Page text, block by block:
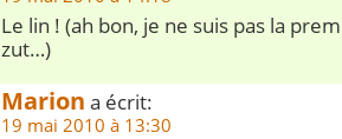
Le lin ! (ah bon, je ne suis pas la
zut…)
Marion a écrit:
19 mai 2010 à 13:30